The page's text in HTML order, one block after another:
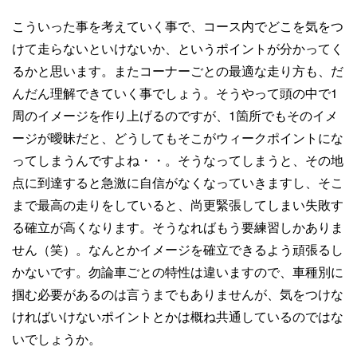
こういった事を考えていく事で、コース内でどこを気をつ
けて走らないといけないか、というポイントが分かってく
るかと思います。またコーナーごとの最適な走り方も、だ
んだん理解できていく事でしょう。そうやって頭の中で1
周のイメージを作り上げるのですが、1箇所でもそのイメ
ージが曖昧だと、どうしてもそこがウィークポイントにな
ってしまうんですよね・・。そうなってしまうと、その地
点に到達すると急激に自信がなくなっていきますし、そこ
まで最高の走りをしていると、尚更緊張してしまい失敗す
る確立が高くなります。そうなればもう要練習しかありま
せん（笑）。なんとかイメージを確立できるよう頑張るし
かないです。勿論車ごとの特性は違いますので、車種別に
掴む必要があるのは言うまでもありませんが、気をつけな
ければいけないポイントとかは概ね共通しているのではな
いでしょうか。